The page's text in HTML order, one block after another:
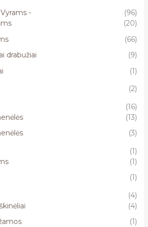
-
(96)
(20)
(66)
drabužiai
(9)
(1)
(2)
(16)
(13)
(3)
(1)
(1)
(1)
(4)
(4)
(1)